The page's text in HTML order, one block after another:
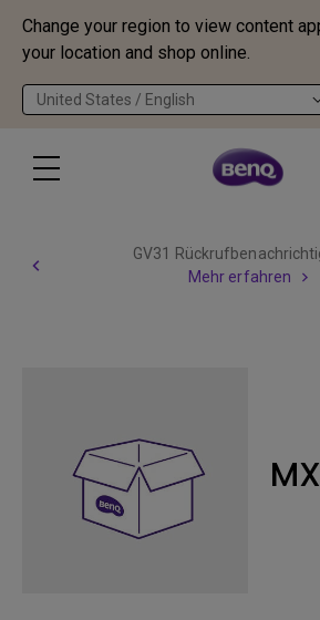
Change your region to view content
your location and shop online.
United States / English
GV31
Mehr erfahren